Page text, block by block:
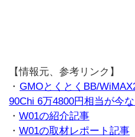
【情報元、参考リンク】
・ GMOとくとくBB/
90Chi 6万4800円相当が今
・ W01の紹介記事
・ W01の取材レポート記事